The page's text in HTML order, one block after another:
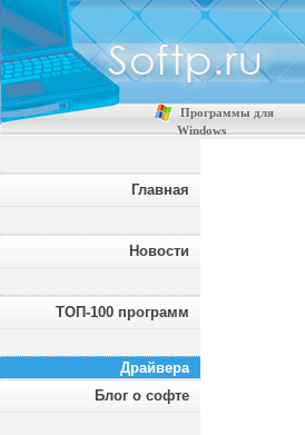
Программы для
Windows
Главная
Новости
ТОП-100 программ
Драйвера
Блог о софте